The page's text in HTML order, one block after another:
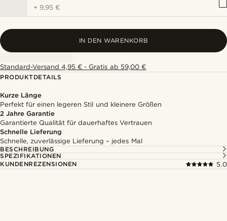
+ 9,95 €
IN DEN WARENKORB
Standard-Versand 4,95 € - Gratis ab 59,00 €
PRODUKTDETAILS
Kurze Länge
Perfekt für einen legeren Stil und kleinere Größen
2 Jahre Garantie
Garantierte Qualität für dauerhaftes Vertrauen
Schnelle Lieferung
Schnelle, zuverlässige Lieferung – jedes Mal
BESCHREIBUNG
SPEZIFIKATIONEN
KUNDENREZENSIONEN
5.0